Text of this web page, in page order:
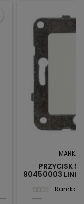
MARKA:
PRZYCISK
90450003
Ramka